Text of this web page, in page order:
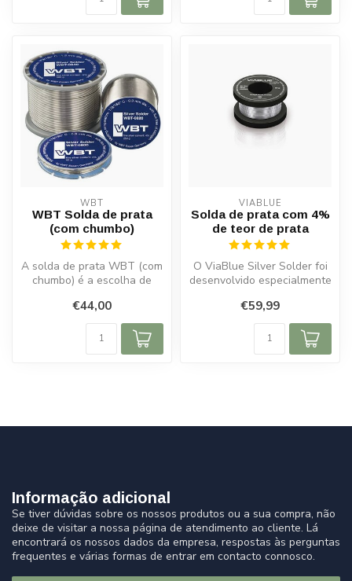
WBT
WBT Solda de prata
(com chumbo)
A solda de prata WBT (com
chumbo) é a escolha de
qual...
€44,00
VIABLUE
Solda de prata com 4%
de teor de prata
O ViaBlue Silver Solder foi
desenvolvido especialmente
€59,99
Informação adicional
Se tiver dúvidas sobre os nossos produtos ou a sua compra, não
deixe de visitar a nossa página de atendimento ao cliente. Lá
encontrará os nossos dados da empresa, respostas às perguntas
frequentes e várias formas de entrar em contacto connosco.